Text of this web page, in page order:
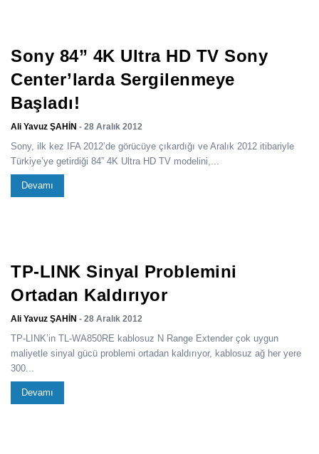
Sony 84” 4K Ultra HD TV Sony
Center’larda Sergilenmeye
Başladı!
Ali Yavuz ŞAHİN - 28 Aralık 2012
Sony, ilk kez IFA 2012’de görücüye çıkardığı ve Aralık 2012 itibariyle
Türkiye’ye getirdiği 84” 4K Ultra HD TV modelini,...
Devamı
TP-LINK Sinyal Problemini
Ortadan Kaldırıyor
Ali Yavuz ŞAHİN - 28 Aralık 2012
TP-LINK’in TL-WA850RE kablosuz N Range Extender çok uygun
maliyetle sinyal gücü problemi ortadan kaldırıyor, kablosuz ağ her yere
300...
Devamı